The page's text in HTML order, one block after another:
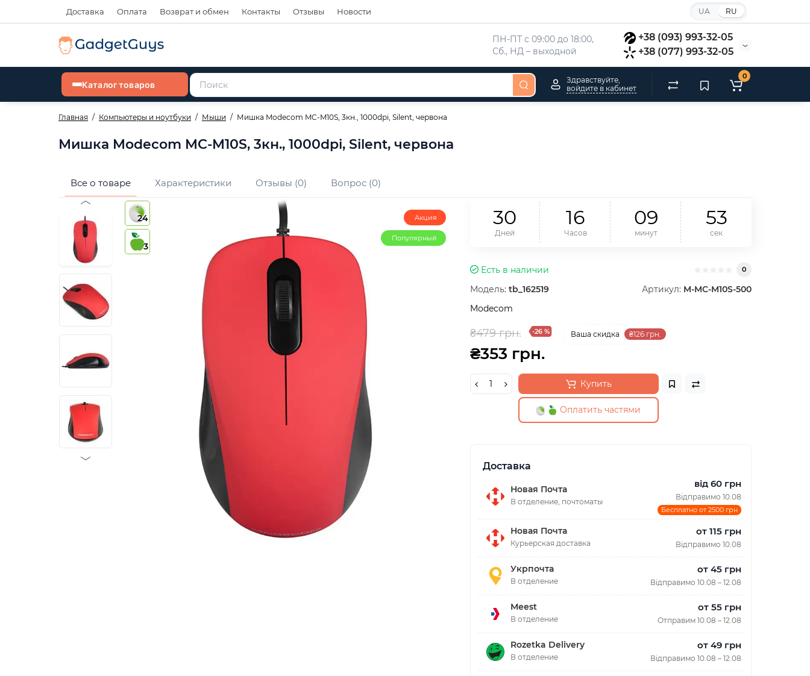
Доставка Оплата Возврат и обмен Контакты Отзывы Новости UA RU
ПН-ПТ с 09:00 до 18:00,
Сб., НД – выходной
+38 (093) 993-32-05
+38 (077) 993-32-05
Каталог товаров
Здравствуйте,
войдите в кабинет
0
Главная Компьютеры и ноутбуки Мыши Мишка Modecom MC-M10S, 3кн., 1000dpi, Silent, червона
Мишка Modecom MC-M10S, 3кн., 1000dpi, Silent, червона
Все о товаре Характеристики Отзывы (0) Вопрос (0)
24
3
Акция
Популярный
30
Дней
16
Часов
09
минут
52
сек
Есть в наличии 0
Модель: tb_162519 Артикул: M-MC-M10S-500
Modecom
₴479 грн. -26 % Ваша cкидка ₴126 грн.
₴353 грн.
Купить
Оплатить частями
Доставка
Новая Почта
В отделение, почтоматы
від 60 грн
Відправимо 10.08
Бесплатно от 2500 грн
Новая Почта
Курьерская доставка
от 115 грн
Відправимо 10.08
Укрпочта
В отделение
от 45 грн
Відправимо 10.08 – 12.08
Meest
В отделение
от 55 грн
Отправим 10.08 – 12.08
Rozetka Delivery
В отделение
от 49 грн
Відправимо 10.08 – 12.08